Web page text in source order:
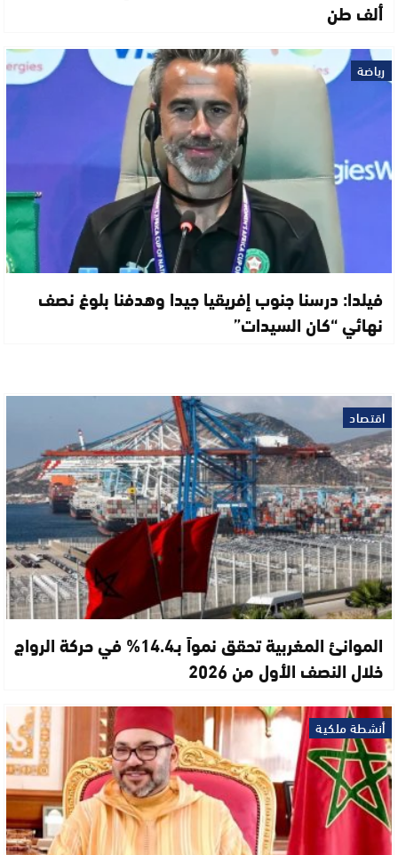
ألف طن
رياضة
فيلدا: درسنا جنوب إفريقيا جيدا وهدفنا بلوغ نصف
نهائي “كان السيدات”
اقتصاد
الموانئ المغربية تحقق نمواً بـ14.4% في حركة الرواج
خلال النصف الأول من 2026
أنشطة ملكية